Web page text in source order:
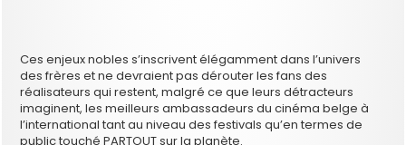
Ces enjeux nobles s’inscrivent élégamment dans l’univers
des frères et ne devraient pas dérouter les fans des
réalisateurs qui restent, malgré ce que leurs détracteurs
imaginent, les meilleurs ambassadeurs du cinéma belge à
l’international tant au niveau des festivals qu’en termes de
public touché PARTOUT sur la planète.